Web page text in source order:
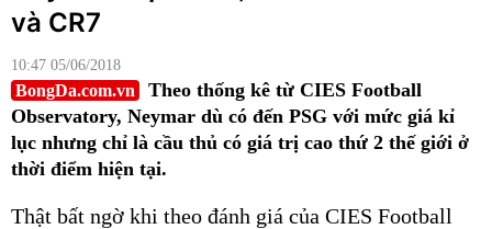
và CR7
10:47 05/06/2018
BongDa.com.vn
Theo thống kê từ CIES Football
Observatory, Neymar dù có đến PSG với mức giá kỉ
lục nhưng chỉ là cầu thủ có giá trị cao thứ 2 thế giới ở
thời điểm hiện tại.
Thật bất ngờ khi theo đánh giá của CIES Football